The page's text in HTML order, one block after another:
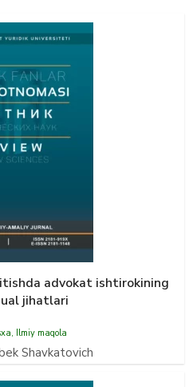
advokat ishtirokining
jihatlari
, Ilmiy maqola
Shavkatovich